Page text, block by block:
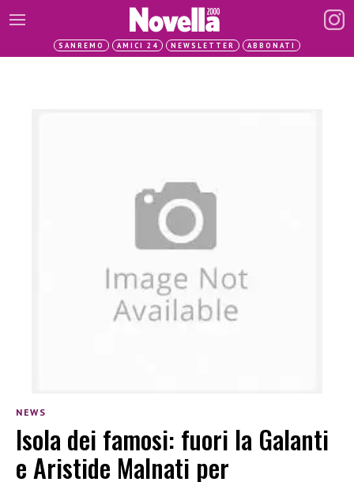
SANREMO AMICI 24 NEWSLETTER ABBONATI
NEWS
Isola dei famosi: fuori la Galanti
e Aristide Malnati per